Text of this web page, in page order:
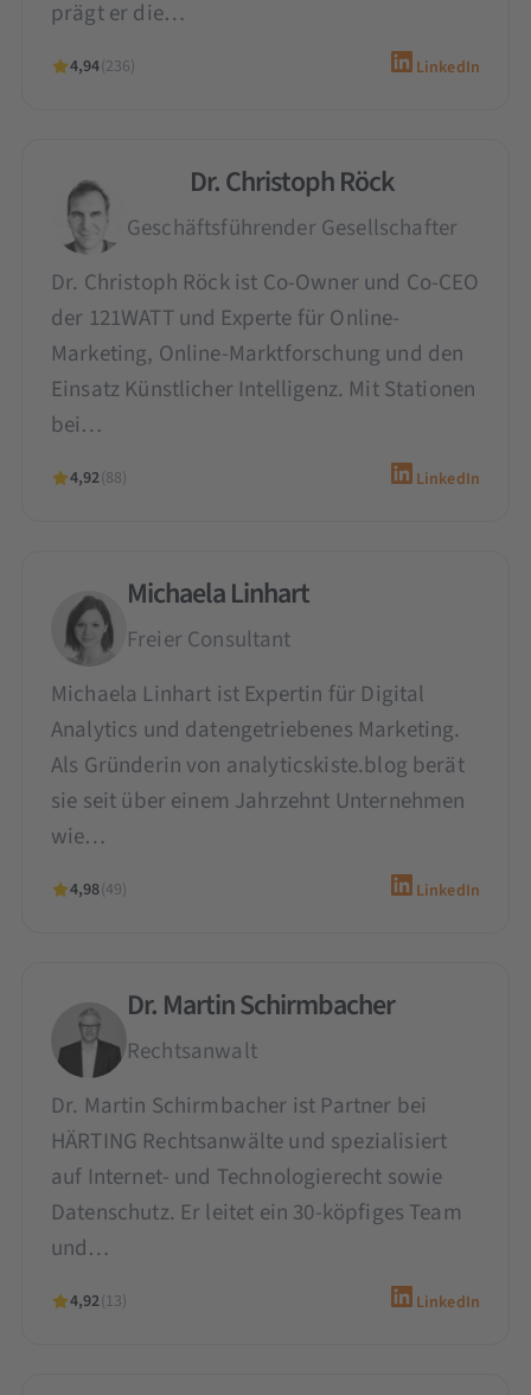
prägt er die…
4,94(236) LinkedIn
Dr. Christoph Röck
Geschäftsführender Gesellschafter
Dr. Christoph Röck ist Co-Owner und Co-CEO
der 121WATT und Experte für Online-
Marketing, Online-Marktforschung und den
Einsatz Künstlicher Intelligenz. Mit Stationen
bei…
4,92(88) LinkedIn
Michaela Linhart
Freier Consultant
Michaela Linhart ist Expertin für Digital
Analytics und datengetriebenes Marketing.
Als Gründerin von analyticskiste.blog berät
sie seit über einem Jahrzehnt Unternehmen
wie…
4,98(49) LinkedIn
Dr. Martin Schirmbacher
Rechtsanwalt
Dr. Martin Schirmbacher ist Partner bei
HÄRTING Rechtsanwälte und spezialisiert
auf Internet- und Technologierecht sowie
Datenschutz. Er leitet ein 30-köpfiges Team
und…
4,92(13) LinkedIn